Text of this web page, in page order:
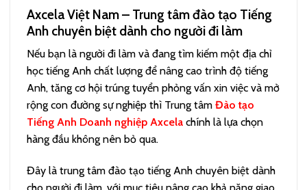
Axcela Việt Nam – Trung tâm đào tạo Tiếng
Anh chuyên biệt dành cho người đi làm
Nếu bạn là người đi làm và đang tìm kiếm một địa chỉ
học tiếng Anh chất lượng để nâng cao trình độ tiếng
Anh, tăng cơ hội trúng tuyển phỏng vấn xin việc và mở
rộng con đường sự nghiệp thì Trung tâm Đào tạo
Tiếng Anh Doanh nghiệp Axcela chính là lựa chọn
hàng đầu không nên bỏ qua.
Đây là trung tâm đào tạo tiếng Anh chuyên biệt dành